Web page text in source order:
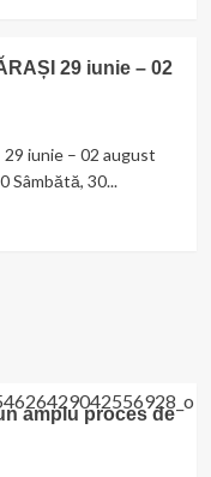
29 iunie – 02
iunie – 02 august
Sâmbătă, 30...
amplu proces de